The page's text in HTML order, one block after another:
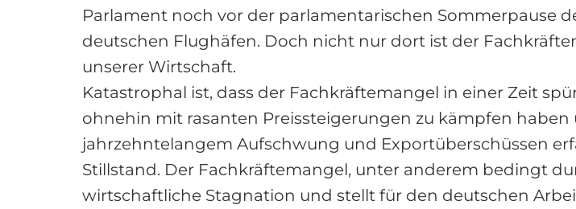
Parlament noch vor der parlamentarischen Sommerpause
deutschen Flughäfen. Doch nicht nur dort ist der
unserer Wirtschaft.
Katastrophal ist, dass der Fachkräftemangel in einer Zeit
ohnehin mit rasanten Preissteigerungen zu kämpfen
jahrzehntelangem Aufschwung und Exportüberschüssen
Stillstand. Der Fachkräftemangel, unter anderem bedingt
wirtschaftliche Stagnation und stellt für den deutschen